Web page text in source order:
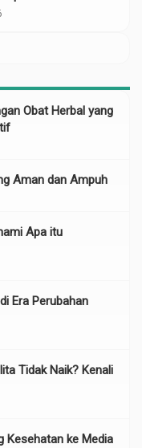
Obat Herbal yang
Aman dan Ampuh
Apa itu
Era Perubahan
Tidak Naik? Kenali
Kesehatan ke Media